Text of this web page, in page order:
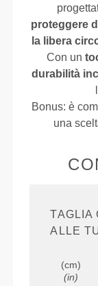
proteggere
la libera
Con un
durabilità
Bonus: è
una
TAGLIA
ALLE
(cm)
(in)